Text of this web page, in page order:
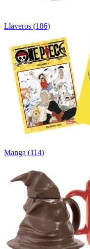
Llaveros (186)
Manga (114)